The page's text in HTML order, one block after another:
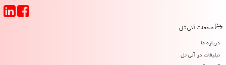
صفحات آنی تل
درباره ما
تبلیغات در آنی تل